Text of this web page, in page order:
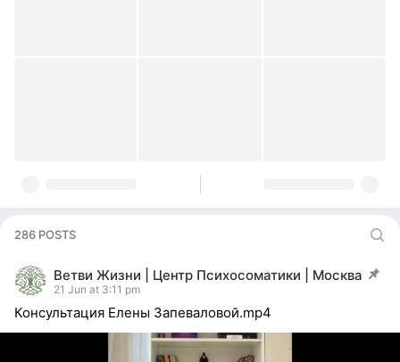
286 POSTS
Ветви Жизни | Центр Психосоматики | Москва
post pinned
21 Jun at 3:11 pm
Консультация Елены Запеваловой.mp4